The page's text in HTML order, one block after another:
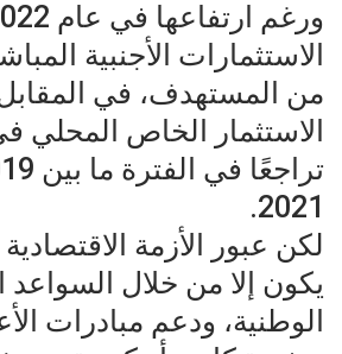
الاستثمارات الأجنبية
من المستهدف، في
الاستثمار الخاص
2021.
لكن عبور الأزمة
يكون إلا من خلال السواعد
الوطنية، ودعم مبادرات